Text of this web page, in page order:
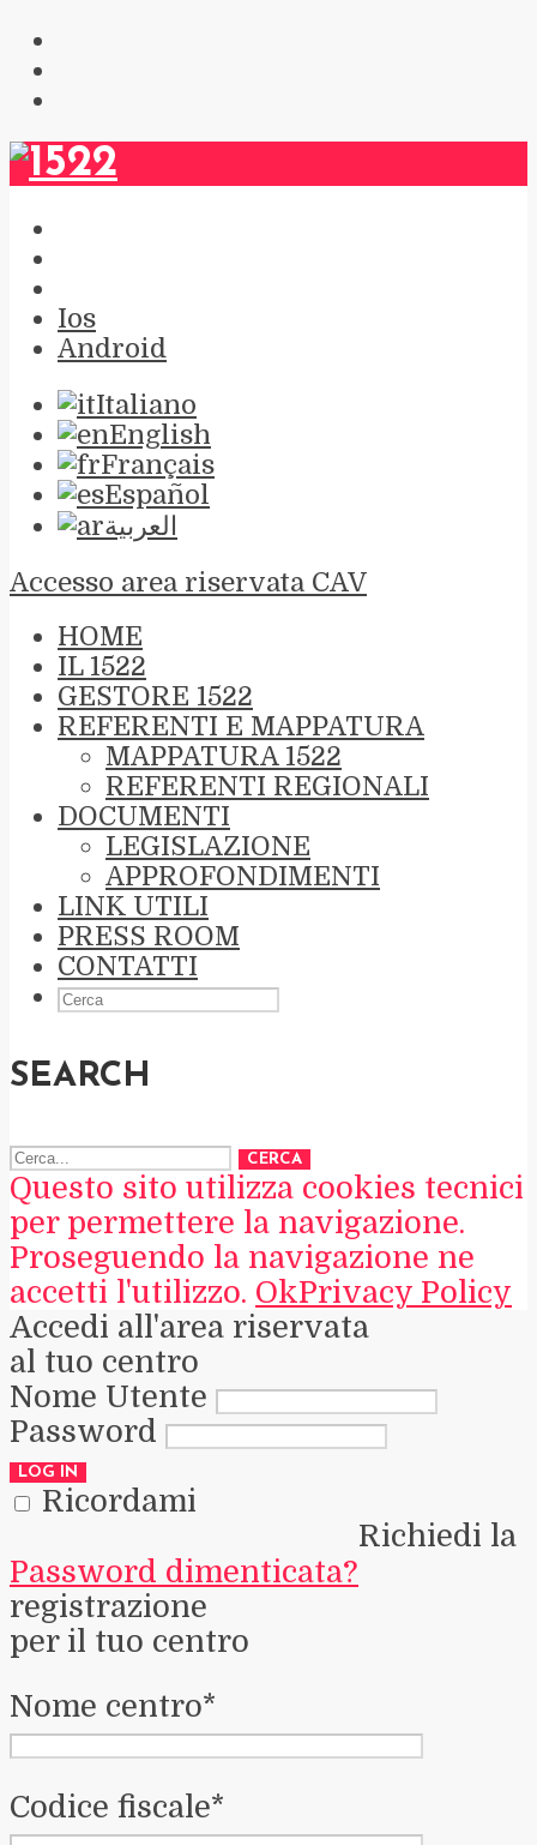
Ios
Android
Italiano
English
Français
Español
العربية
Accesso area riservata CAV
HOME
IL 1522
GESTORE 1522
REFERENTI E MAPPATURA
MAPPATURA 1522
REFERENTI REGIONALI
DOCUMENTI
LEGISLAZIONE
APPROFONDIMENTI
LINK UTILI
PRESS ROOM
CONTATTI
SEARCH
CERCA
Questo sito utilizza cookies tecnici
per permettere la navigazione.
Proseguendo la navigazione ne
accetti l'utilizzo. OkPrivacy Policy
Accedi all'area riservata
al tuo centro
Nome Utente
Password
Ricordami
Password dimenticata?
Richiedi la
registrazione
per il tuo centro
Nome centro*
Codice fiscale*